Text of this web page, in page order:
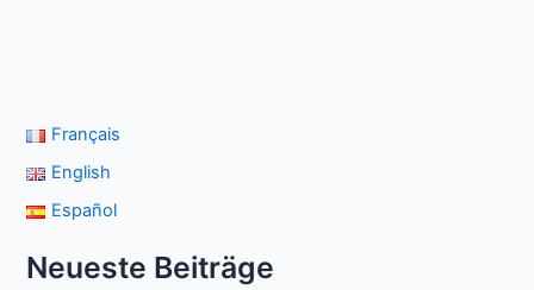
Français
English
Español
Neueste Beiträge